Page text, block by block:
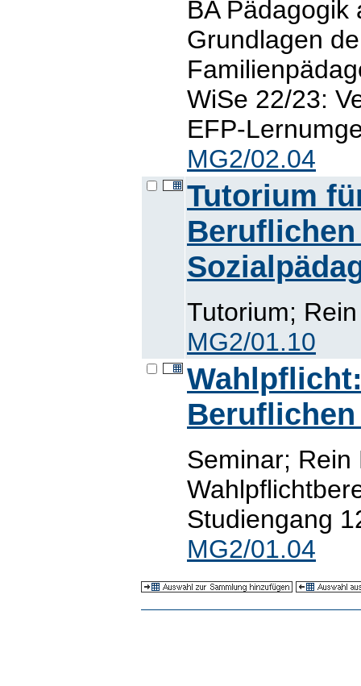
BA Pädagogik
Grundlagen
WiSe 22/23:
EFP-
MG2/02.04
Tutorium
Tutorium;
MG2/01.10
Seminar;
Studiengang
MG2/01.04